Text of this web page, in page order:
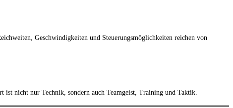
Geschwindigkeiten und Steuerungsmöglichkeiten reichen von
nicht nur Technik, sondern auch Teamgeist, Training und Taktik.